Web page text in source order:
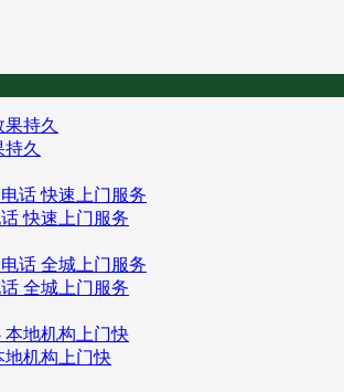
久
快速上门服务
全城上门服务
地机构上门快